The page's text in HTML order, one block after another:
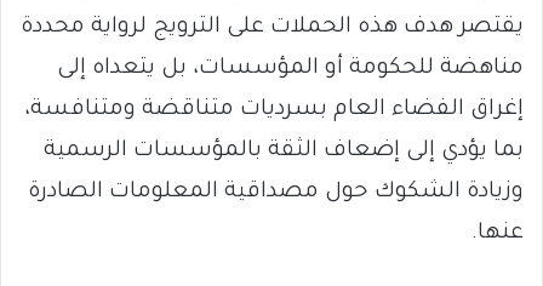
يقتصر هدف هذه الحملات على الترويج لرواية محددة
مناهضة للحكومة أو المؤسسات، بل يتعداه إلى
إغراق الفضاء العام بسرديات متناقضة ومتنافسة،
بما يؤدي إلى إضعاف الثقة بالمؤسسات الرسمية
وزيادة الشكوك حول مصداقية المعلومات الصادرة
عنها.